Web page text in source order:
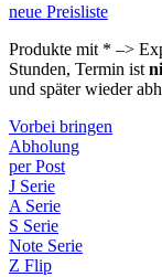
neue Preisliste
Produkte mit * –>
Stunden, Termin ist
und später wieder
Vorbei bringen
Abholung
per Post
J Serie
A Serie
S Serie
Note Serie
Z Flip